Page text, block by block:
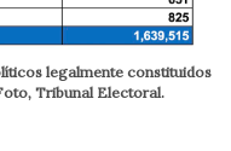
legalmente constituidos
Tribunal Electoral.